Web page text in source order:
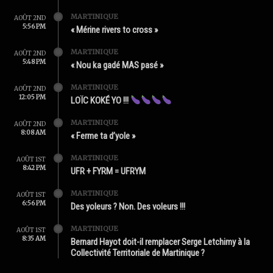
AOÛT 2ND
5:56 PM
MARTINIQUE
« Mérine rivers to cross »
AOÛT 2ND
5:48 PM
MARTINIQUE
« Nou ka gadé MAS pasé »
AOÛT 2ND
12:05 PM
MARTINIQUE
LOÏC KOKÉ YO !!!
AOÛT 2ND
8:08 AM
MARTINIQUE
« Ferme ta d’yole »
AOÛT 1ST
8:42 PM
MARTINIQUE
UFR + FYRM = UFRYM
AOÛT 1ST
6:56 PM
MARTINIQUE
Des yoleurs ? Non. Des voleurs !!!
AOÛT 1ST
8:35 AM
MARTINIQUE
Bernard Hayot doit-il remplacer Serge Letchimy à la
Collectivité Territoriale de Martinique ?